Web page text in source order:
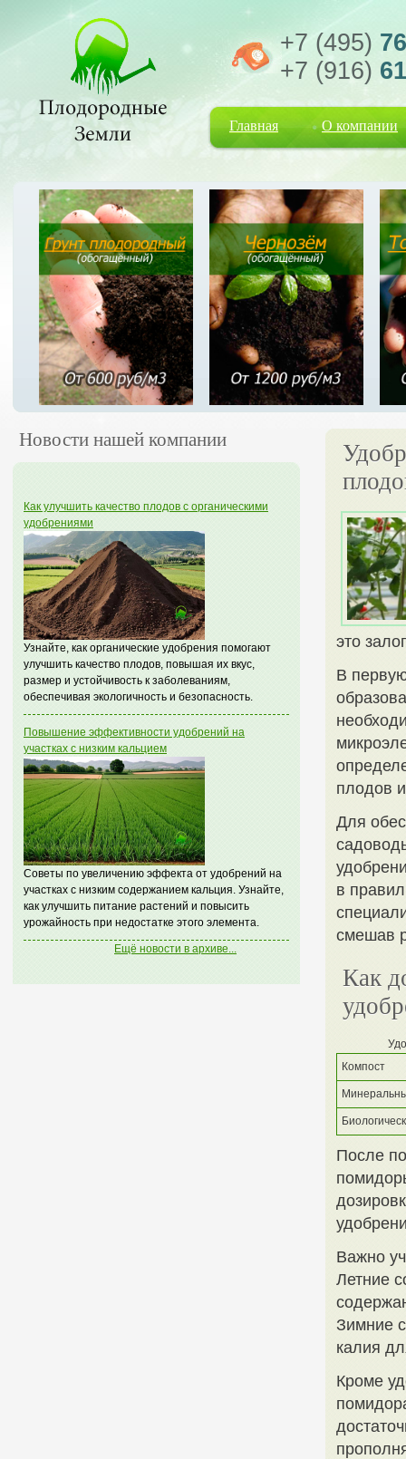
+7 (495)
+7 (916)
Главная О компании
Новости нашей компании
Как улучшить качество плодов с органическими
удобрениями
Узнайте, как органические удобрения помогают
улучшить качество плодов, повышая их вкус,
размер и устойчивость к заболеваниям,
обеспечивая экологичность и безопасность.
Повышение эффективности удобрений на
участках с низким кальцием
Советы по увеличению эффекта от удобрений на
участках с низким содержанием кальция. Узнайте,
как улучшить питание растений и повысить
урожайность при недостатке этого элемента.
Ещё новости в архиве...
это
В
плодов
Для
в
смешав
Как
Компост
После
Важно
Летние
Зимние
калия
Кроме